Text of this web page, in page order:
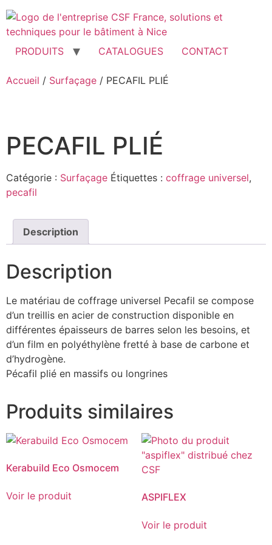
Aller
au
contenu
PRODUITS
CATALOGUES CONTACT
Accueil / Surfaçage / PECAFIL PLIÉ
PECAFIL PLIÉ
Catégorie : Surfaçage Étiquettes : coffrage universel,
pecafil
Description
Description
Le matériau de coffrage universel Pecafil se compose
d’un treillis en acier de construction disponible en
différentes épaisseurs de barres selon les besoins, et
d’un film en polyéthylène fretté à base de carbone et
d’hydrogène.
Pécafil plié en massifs ou longrines
Produits similaires
Kerabuild Eco Osmocem
Voir le produit ASPIFLEX
Voir le produit